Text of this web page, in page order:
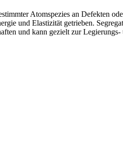
Atomspezies an Defekten
und Elastizität getrieben.
und kann gezielt zur